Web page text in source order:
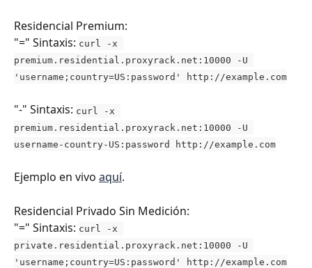
Residencial Premium:
"=" Sintaxis: ​ curl -x
premium.residential.proxyrack.net:10000 -U
'username;country=US:password' http://example.com
"-" Sintaxis: curl -x
premium.residential.proxyrack.net:10000 -U
username-country-US:password http://example.com
Ejemplo en vivo aquí.
Residencial Privado Sin Medición:
"=" Sintaxis: ​ curl -x
private.residential.proxyrack.net:10000 -U
'username;country=US:password' http://example.com